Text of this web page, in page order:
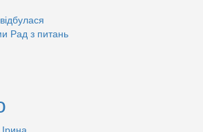
Рад з питань